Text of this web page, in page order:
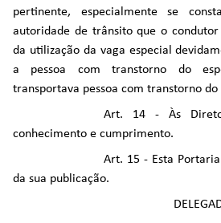
pertinente, especialmente se
autoridade de trânsito que o
da utilização da vaga especial
a pessoa com transtorno do
transportava pessoa com transtorno
Art. 14 - Às
conhecimento e cumprimento.
Art. 15 - Esta
da sua publicação.